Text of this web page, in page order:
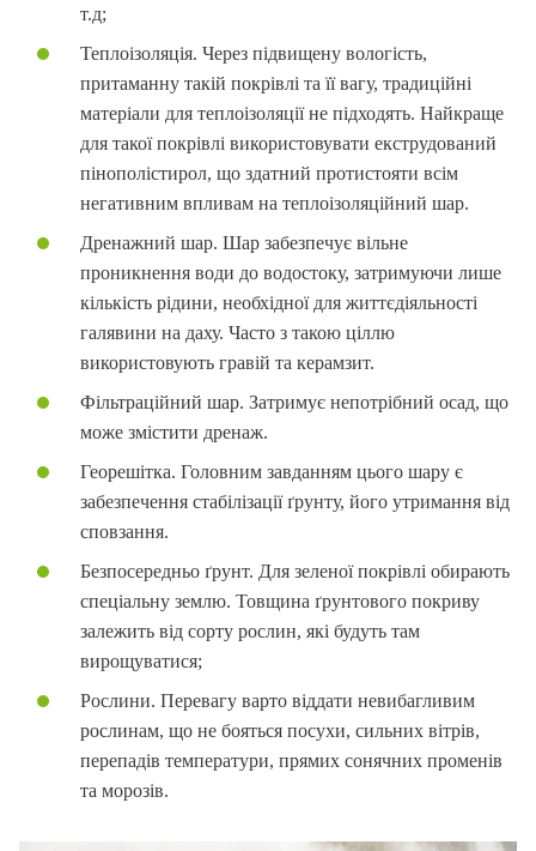
т.д;
Теплоізоляція. Через підвищену вологість,
притаманну такій покрівлі та її вагу, традиційні
матеріали для теплоізоляції не підходять. Найкраще
для такої покрівлі використовувати екструдований
пінополістирол, що здатний протистояти всім
негативним впливам на теплоізоляційний шар.
Дренажний шар. Шар забезпечує вільне
проникнення води до водостоку, затримуючи лише
кількість рідини, необхідної для життєдіяльності
галявини на даху. Часто з такою ціллю
використовують гравій та керамзит.
Фільтраційний шар. Затримує непотрібний осад, що
може змістити дренаж.
Георешітка. Головним завданням цього шару є
забезпечення стабілізації ґрунту, його утримання від
сповзання.
Безпосередньо ґрунт. Для зеленої покрівлі обирають
спеціальну землю. Товщина ґрунтового покриву
залежить від сорту рослин, які будуть там
вирощуватися;
Рослини. Перевагу варто віддати невибагливим
рослинам, що не бояться посухи, сильних вітрів,
перепадів температури, прямих сонячних променів
та морозів.